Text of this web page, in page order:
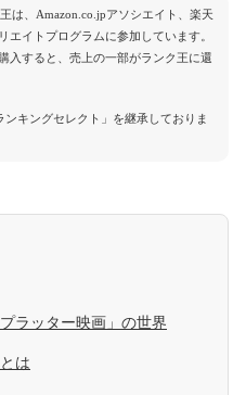
は、Amazon.co.jpアソシエイト、楽天
エイトプログラムに参加しています。
入すると、売上の一部がランク王に還
ンキングセレクト」を継承しておりま
ラッター映画」の世界
は